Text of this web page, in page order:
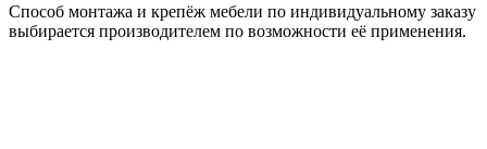
Способ монтажа и крепёж мебели по индивидуальному заказу
выбирается производителем по возможности её применения.